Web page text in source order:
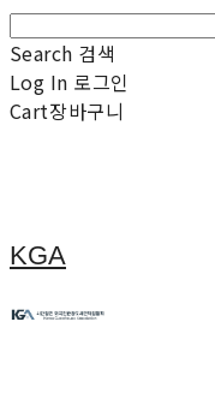
Search 검색
Log In 로그인
Cart장바구니
KGA